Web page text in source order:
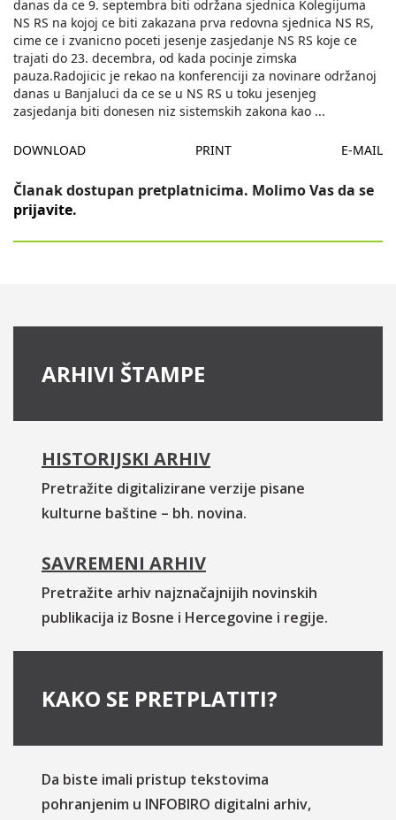
danas da ce 9. septembra biti održana sjednica Kolegijuma
NS RS na kojoj ce biti zakazana prva redovna sjednica NS RS,
cime ce i zvanicno poceti jesenje zasjedanje NS RS koje ce
trajati do 23. decembra, od kada pocinje zimska
pauza.Radojicic je rekao na konferenciji za novinare održanoj
danas u Banjaluci da ce se u NS RS u toku jesenjeg
zasjedanja biti donesen niz sistemskih zakona kao ...
DOWNLOAD PRINT E-MAIL
Članak dostupan pretplatnicima. Molimo Vas da se
prijavite.
ARHIVI ŠTAMPE
HISTORIJSKI ARHIV
Pretražite digitalizirane verzije pisane
kulturne baštine – bh. novina.
SAVREMENI ARHIV
Pretražite arhiv najznačajnijih novinskih
publikacija iz Bosne i Hercegovine i regije.
KAKO SE PRETPLATITI?
Da biste imali pristup tekstovima
pohranjenim u INFOBIRO digitalni arhiv,